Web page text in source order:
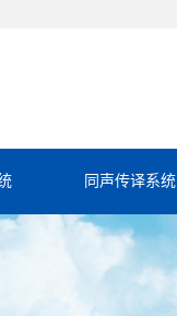
同声传译系统